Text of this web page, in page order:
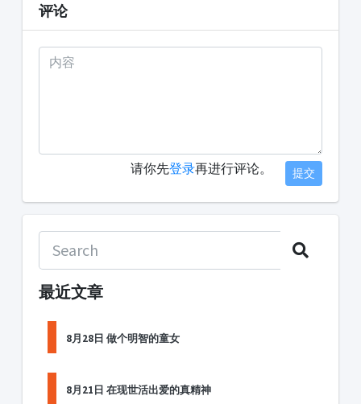
评论
请你先登录再进行评论。 提交
最近文章
8月28日 做个明智的童女
8月21日 在现世活出爱的真精神